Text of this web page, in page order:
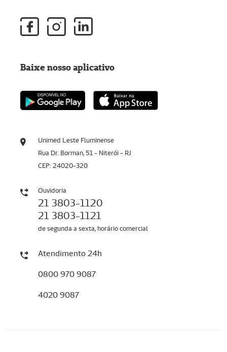
Unimed Leste Fluminense
Rua Dr. Borman, 51 - Niterói - RJ
CEP: 24020-320
Ouvidoria
21 3803-1120
21 3803-1121
de segunda a sexta, horário comercial
Atendimento 24h
0800 970 9087
4020 9087
Baixe nosso aplicativo